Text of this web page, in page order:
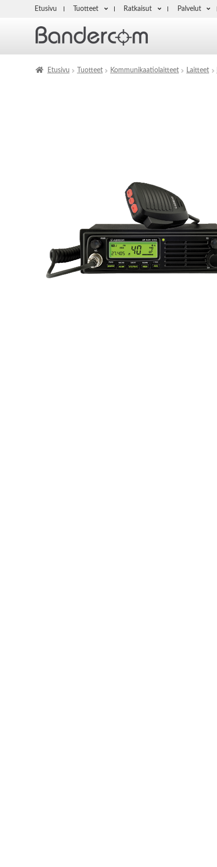
Etusivu Tuotteet Ratkaisut Palvelut
Etusivu Tuotteet Kommunikaatiolaitteet Laitteet